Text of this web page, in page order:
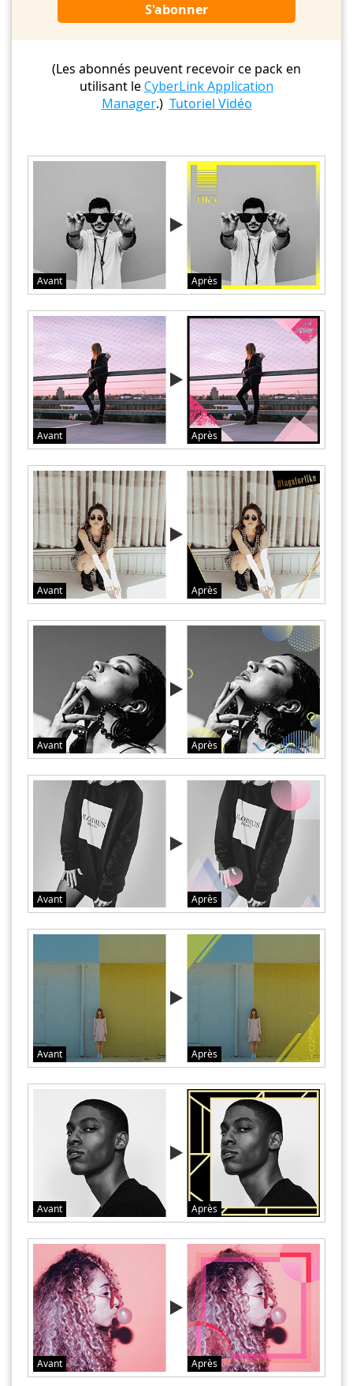
S'abonner
(Les abonnés peuvent recevoir ce pack en
utilisant leCyberLink Application
Manager.) Tutoriel Vidéo
Avant Après
Avant Après
Avant Après
Avant Après
Avant Après
Avant Après
Avant Après
Avant Après